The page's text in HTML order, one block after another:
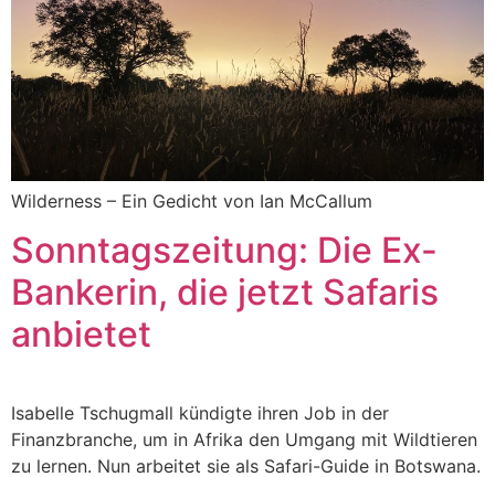
Wilderness – Ein Gedicht von Ian McCallum
Sonntagszeitung: Die Ex-
Bankerin, die jetzt Safaris
anbietet
Isabelle Tschugmall kündigte ihren Job in der
Finanzbranche, um in Afrika den Umgang mit Wildtieren
zu lernen. Nun arbeitet sie als Safari-Guide in Botswana.